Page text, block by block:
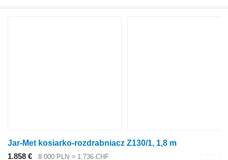
Jar-Met kosiarko-rozdrabniacz Z130/1, 1,8 m
1.858 €
8.000 PLN ≈ 1.736 CHF